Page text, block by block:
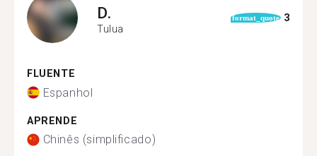
D.
Tulua
format_quote 3
FLUENTE
Espanhol
APRENDE
Chinês (simplificado)